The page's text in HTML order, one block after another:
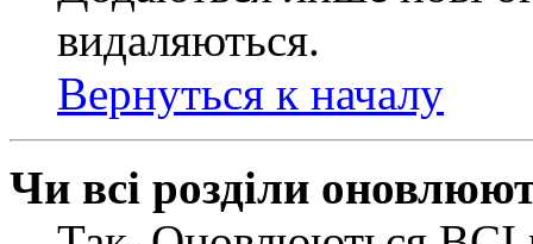
видаляються.
Вернуться к началу
Чи всі розділи